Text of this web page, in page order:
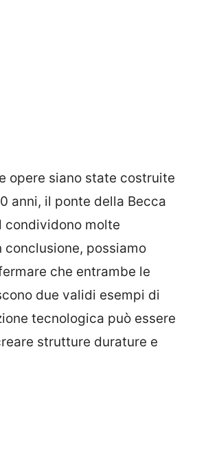
opere siano state costruite
anni, il ponte della Becca
condividono molte
conclusione, possiamo
che entrambe le
due validi esempi di
tecnologica può essere
strutture durature e